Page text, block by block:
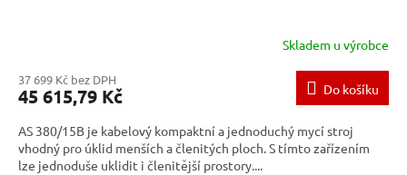
Skladem u výrobce
37 699 Kč bez DPH
45 615,79 Kč Do košíku
AS 380/15B je kabelový kompaktní a jednoduchý mycí stroj
vhodný pro úklid menších a členitých ploch. S tímto zařízením
lze jednoduše uklidit i členitější prostory....